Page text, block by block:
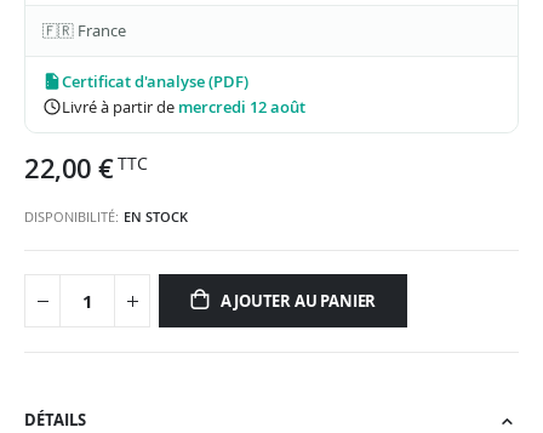
🇫🇷 France
Certificat d'analyse (PDF)
Livré à partir de mercredi 12 août
22,00 €
DISPONIBILITÉ: EN STOCK
AJOUTER AU PANIER
DÉTAILS